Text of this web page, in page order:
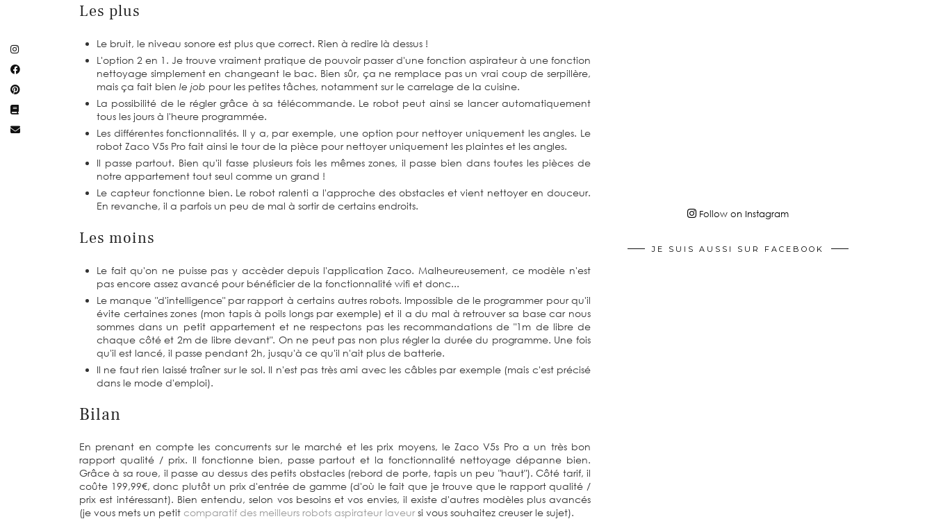
Les plus
Le bruit, le niveau sonore est plus que correct. Rien à redire là dessus !
L'option 2 en 1. Je trouve vraiment pratique de pouvoir passer d'une fonction aspirateur à une fonction
nettoyage simplement en changeant le bac. Bien sûr, ça ne remplace pas un vrai coup de serpillère,
mais ça fait bien le job pour les petites tâches, notamment sur le carrelage de la cuisine.
La possibilité de le régler grâce à sa télécommande. Le robot peut ainsi se lancer automatiquement
tous les jours à l'heure programmée.
Les différentes fonctionnalités. Il y a, par exemple, une option pour nettoyer uniquement les angles. Le
robot Zaco V5s Pro fait ainsi le tour de la pièce pour nettoyer uniquement les plaintes et les angles.
Il passe partout. Bien qu'il fasse plusieurs fois les mêmes zones, il passe bien dans toutes les pièces de
notre appartement tout seul comme un grand !
Le capteur fonctionne bien. Le robot ralenti a l'approche des obstacles et vient nettoyer en douceur.
En revanche, il a parfois un peu de mal à sortir de certains endroits.
Les moins
Le fait qu'on ne puisse pas y accèder depuis l'application Zaco. Malheureusement, ce modèle n'est
pas encore assez avancé pour bénéficier de la fonctionnalité wifi et donc...
Le manque "d'intelligence" par rapport à certains autres robots. Impossible de le programmer pour qu'il
évite certaines zones (mon tapis à poils longs par exemple) et il a du mal à retrouver sa base car nous
sommes dans un petit appartement et ne respectons pas les recommandations de "1m de libre de
chaque côté et 2m de libre devant". On ne peut pas non plus régler la durée du programme. Une fois
qu'il est lancé, il passe pendant 2h, jusqu'à ce qu'il n'ait plus de batterie.
Il ne faut rien laissé traîner sur le sol. Il n'est pas très ami avec les câbles par exemple (mais c'est précisé
dans le mode d'emploi).
Bilan
En prenant en compte les concurrents sur le marché et les prix moyens, le Zaco V5s Pro a un très bon
rapport qualité / prix. Il fonctionne bien, passe partout et la fonctionnalité nettoyage dépanne bien.
Grâce à sa roue, il passe au dessus des petits obstacles (rebord de porte, tapis un peu "haut"). Côté tarif, il
coûte 199,99€, donc plutôt un prix d'entrée de gamme (d'où le fait que je trouve que le rapport qualité /
prix est intéressant). Bien entendu, selon vos besoins et vos envies, il existe d'autres modèles plus avancés
(je vous mets un petit comparatif des meilleurs robots aspirateur laveur si vous souhaitez creuser le sujet).
Follow on Instagram
JE SUIS AUSSI SUR FACEBOOK